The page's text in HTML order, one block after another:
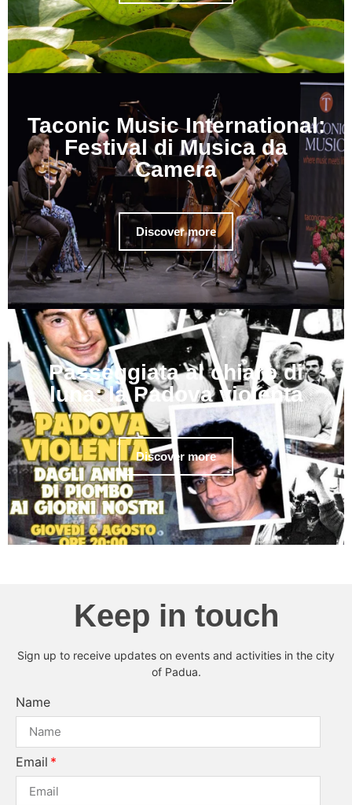
Taconic Music International:
Festival di Musica da
Camera
Discover more
Passeggiata al chiaro di
luna: la Padova violenta
Discover more
Keep in touch
Sign up to receive updates on events and activities in the city
of Padua.
Name
Email